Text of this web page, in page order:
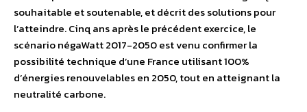
souhaitable et soutenable, et décrit des solutions pour
l’atteindre. Cinq ans après le précédent exercice, le
scénario négaWatt 2017-2050 est venu confirmer la
possibilité technique d’une France utilisant 100%
d’énergies renouvelables en 2050, tout en atteignant la
neutralité carbone.